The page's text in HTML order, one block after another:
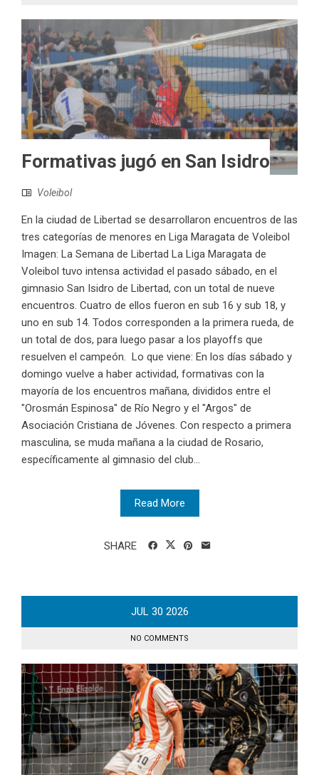
Formativas jugó en San Isidro
Voleibol
En la ciudad de Libertad se desarrollaron encuentros de las
tres categorías de menores en Liga Maragata de Voleibol
Imagen: La Semana de Libertad La Liga Maragata de
Voleibol tuvo intensa actividad el pasado sábado, en el
gimnasio San Isidro de Libertad, con un total de nueve
encuentros. Cuatro de ellos fueron en sub 16 y sub 18, y
uno en sub 14. Todos corresponden a la primera rueda, de
un total de dos, para luego pasar a los playoffs que
resuelven el campeón. Lo que viene: En los días sábado y
domingo vuelve a haber actividad, formativas con la
mayoría de los encuentros mañana, divididos entre el
"Orosmán Espinosa" de Río Negro y el "Argos" de
Asociación Cristiana de Jóvenes. Con respecto a primera
masculina, se muda mañana a la ciudad de Rosario,
específicamente al gimnasio del club...
Read More
SHARE
JUL 30 2026
NO COMMENTS